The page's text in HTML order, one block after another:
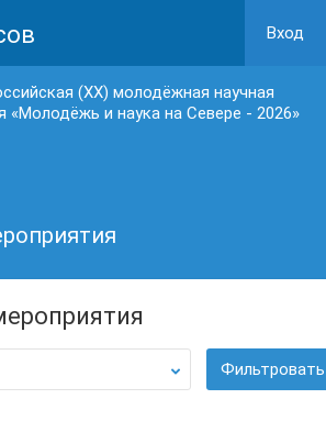
Вход
(XX) молодёжная научная
«Молодёжь и наука на Севере - 2026»
Фильтровать